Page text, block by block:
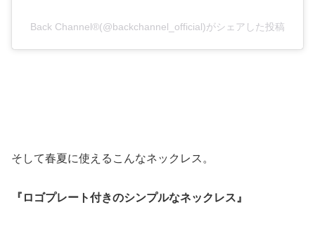
Back Channel®(@backchannel_official)がシェアした投稿
そして春夏に使えるこんなネックレス。
『ロゴプレート付きのシンプルなネックレス』